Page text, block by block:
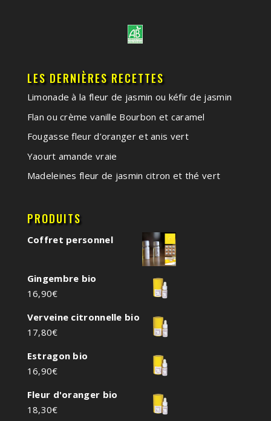
LES DERNIÈRES RECETTES
Limonade à la fleur de jasmin ou kéfir de jasmin
Flan ou crème vanille Bourbon et caramel
Fougasse fleur d’oranger et anis vert
Yaourt amande vraie
Madeleines fleur de jasmin citron et thé vert
PRODUITS
Coffret personnel
Gingembre bio
16,90€
Verveine citronnelle bio
17,80€
Estragon bio
16,90€
Fleur d'oranger bio
18,30€